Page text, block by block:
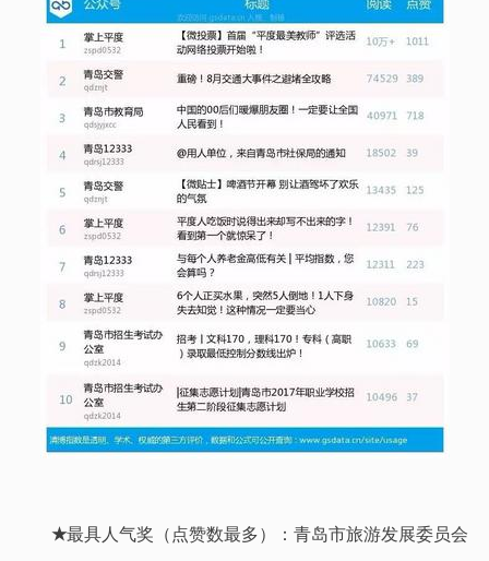
★最具人气奖（点赞数最多）：青岛市旅游发展委员会